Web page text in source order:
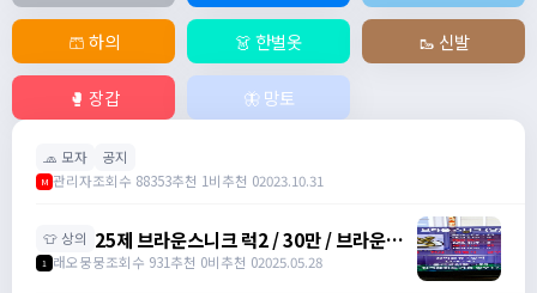
🩳 하의 👗 한벌옷 🥾 신발
🥊 장갑 🦋 망토
🧢 모자 공지
M 관리자조회수 88353추천 1비추천 02023.10.31
👕 상의 25제 브라운스니크 럭2 / 30만 / 브라운스
니크 럭2 /
1 래오뭉뭉조회수 931추천 0비추천 02025.05.28